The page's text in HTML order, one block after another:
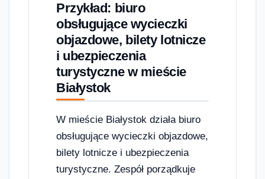
Przykład: biuro
obsługujące wycieczki
objazdowe, bilety lotnicze
i ubezpieczenia
turystyczne w mieście
Białystok
W mieście Białystok działa biuro
obsługujące wycieczki objazdowe,
bilety lotnicze i ubezpieczenia
turystyczne. Zespół porządkuje